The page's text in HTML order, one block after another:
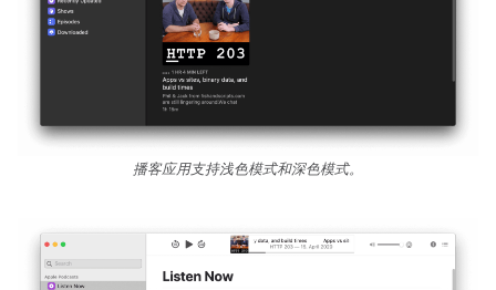
播客应用支持浅色模式和深色模式。